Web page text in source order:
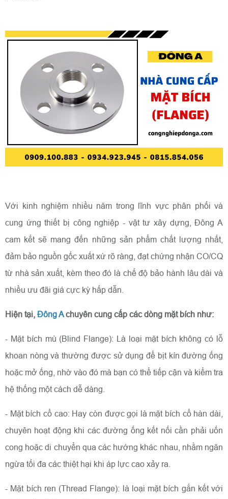
Với kinh nghiệm nhiều năm trong lĩnh vực phân phối và
cung ứng thiết bị công nghiệp - vật tư xây dựng, Đông A
cam kết sẽ mang đến những sản phẩm chất lượng nhất,
đảm bảo nguồn gốc xuất xứ rõ ràng, đạt chứng nhận CO/CQ
từ nhà sản xuất, kèm theo đó là chế độ bảo hành lâu dài và
nhiều ưu đãi giá cực kỳ hấp dẫn.
Hiện tại, Đông Achuyên cung cấp các dòng mặt bích như:
- Mặt bích mù (Blind Flange): Là loại mặt bích không có lỗ
khoan nòng và thường được sử dụng để bịt kín đường ống
hoặc mở ống, nhờ vào đó mà bạn có thể tiếp cận và kiểm tra
hệ thống một cách dễ dàng.
- Mặt bích cổ cao: Hay còn được gọi là mặt bích cổ hàn dài,
chuyên hoạt động khi các đường ống kết nối cần phải uốn
cong hoặc di chuyển qua các hướng khác nhau, nhằm ngăn
ngừa tối đa các thiệt hại khi áp lực cao xảy ra.
- Mặt bích ren (Thread Flange): là loại mặt bích gắn kết với